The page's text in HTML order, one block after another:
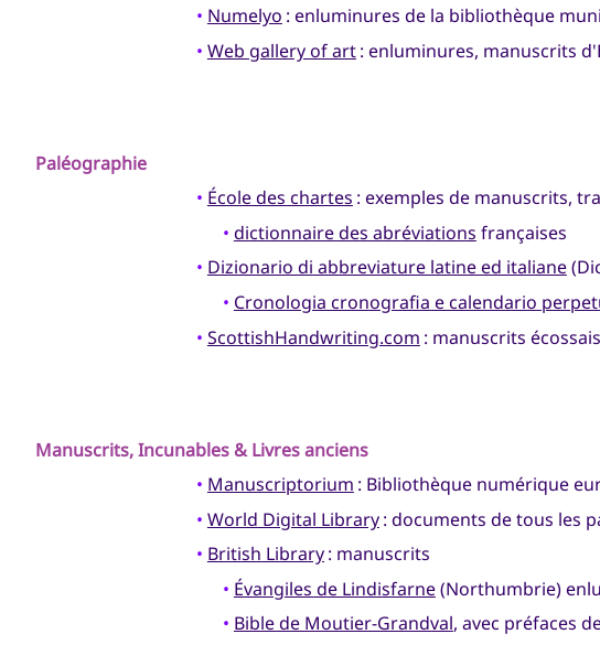
• Numelyo : enluminures de la bibliothèque
• Web gallery of art: enluminures, manuscrits
Paléographie
• École des chartes : exemples de manuscrits,
• dictionnaire des abréviations françaises
• Dizionario di abbreviature latine ed italiane
• Cronologia cronografia e calendario
• ScottishHandwriting.com : manuscrits
Manuscrits, Incunables & Livres anciens
• Manuscriptorium : Bibliothèque numérique
• World Digital Library: documents de tous les
• British Library: manuscrits
• Évangiles de Lindisfarne(Northumbrie)
• Bible de Moutier-Grandval, avec préfaces